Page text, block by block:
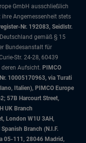
GmbH ausschließlich
Angemessenheit stets
Nr. 192083, Seidlstr.
gemäß § 15
Bundesanstalt für
Str. 24-28, 60439
Aufsicht. PIMCO
10005170963, via Turati
Italien), PIMCO Europe
57B Harcourt Street,
UK Branch
London W1U 3AH,
Branch (N.I.F.
05-111, 28046 Madrid,